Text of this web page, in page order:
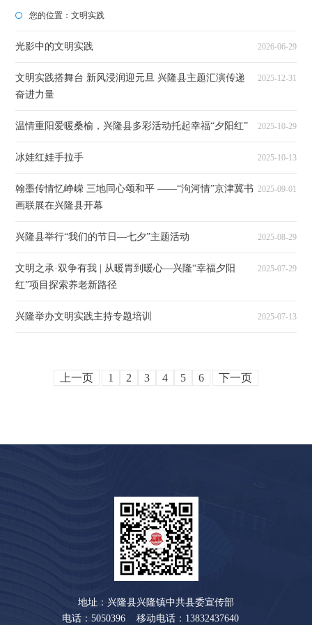
您的位置：文明实践
光影中的文明实践 2026-06-29
文明实践搭舞台 新风浸润迎元旦 兴隆县主题汇演传递
奋进力量
2025-12-31
温情重阳爱暖桑榆，兴隆县多彩活动托起幸福“夕阳红” 2025-10-29
冰娃红娃手拉手 2025-10-13
翰墨传情忆峥嵘 三地同心颂和平 ——“泃河情”京津冀书
画联展在兴隆县开幕
2025-09-01
兴隆县举行“我们的节日—七夕”主题活动 2025-08-29
文明之承·双争有我 | 从暖胃到暖心—兴隆“幸福夕阳
红”项目探索养老新路径
2025-07-29
兴隆举办文明实践主持专题培训 2025-07-13
上一页 1 2 3 4 5 6 下一页
地址：兴隆县兴隆镇中共县委宣传部
电话：5050396 移动电话：13832437640